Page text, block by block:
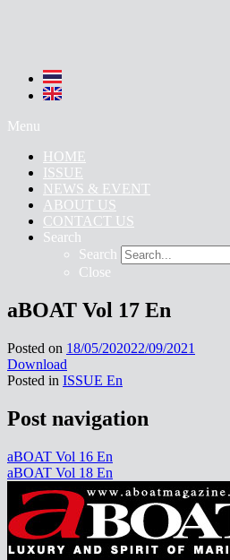
Menu
HOME
ISSUE
NEWS & EVENT
ABOUT US
CONTACT US
Search
Search
Close
aBOAT Vol 17 En
Posted on 18/05/202022/09/2021
Download
Posted in ISSUE En
Post navigation
aBOAT Vol 16 En
aBOAT Vol 18 En